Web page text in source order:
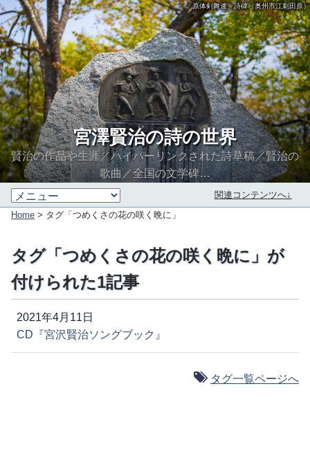
「原体剣舞連」詩碑（奥州市江刺田原）
宮澤賢治の詩の世界
賢治の作品や生涯／ハイパーリンクされた詩草稿／賢治の
歌曲／全国の文学碑…
関連コンテンツへ↓
Home > タグ「つめくさの花の咲く晩に」
タグ「つめくさの花の咲く晩に」が
付けられた1記事
2021年4月11日
CD『宮沢賢治ソングブック』
タグ一覧ページへ